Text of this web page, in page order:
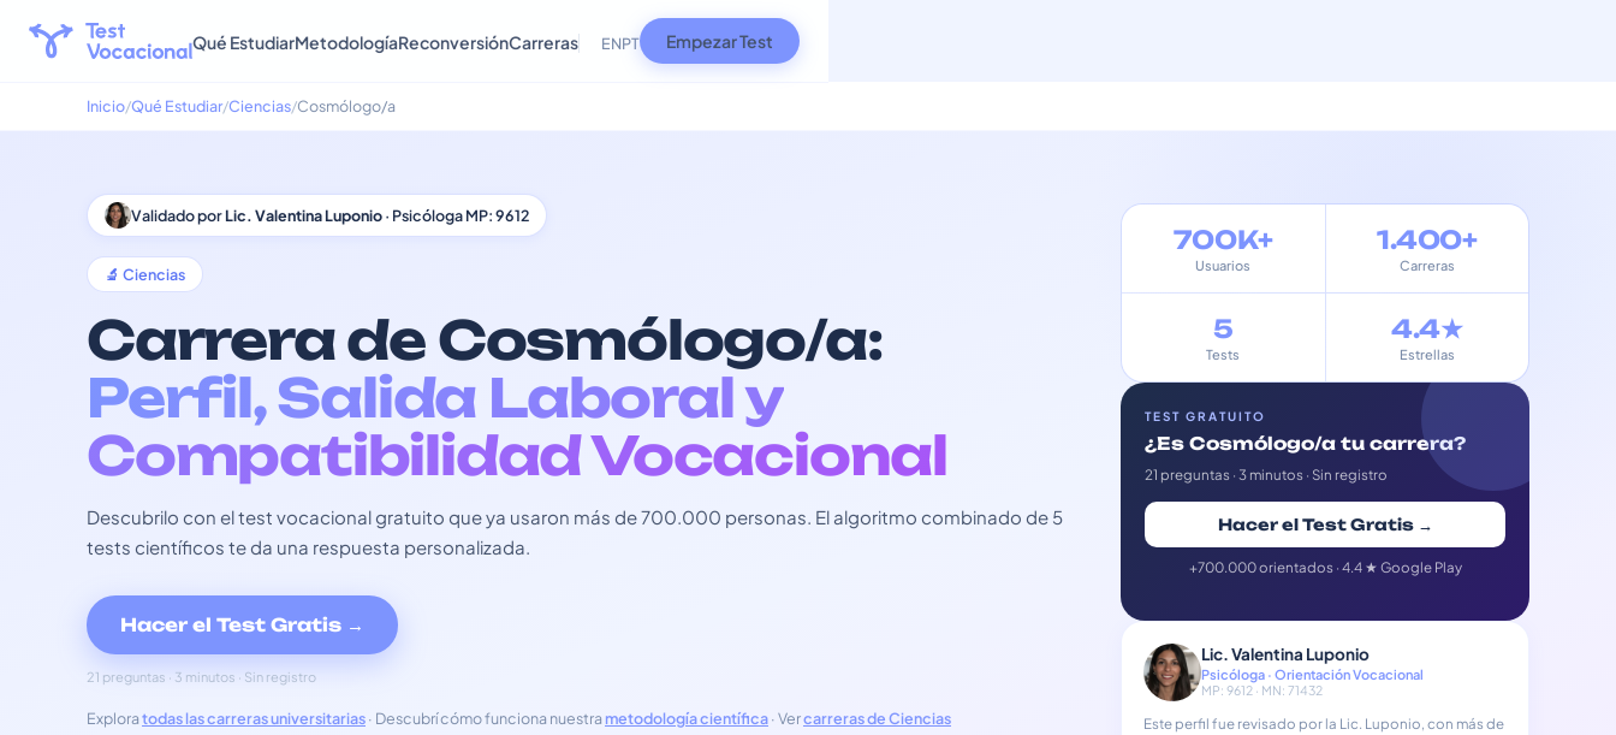
Qué EstudiarMetodologíaReconversiónCarreras ENPT Empezar Test
Inicio Qué Estudiar Ciencias Cosmólogo/a
Validado porLic. Valentina Luponio· Psicóloga MP: 9612
🔬 Ciencias
Carrera de Cosmólogo/a:
Perfil, Salida Laboral y
Compatibilidad Vocacional
Descubrilo con el test vocacional gratuito que ya usaron más de 700.000 personas. El algoritmo combinado de 5
tests científicos te da una respuesta personalizada.
Hacer el Test Gratis →
21 preguntas · 3 minutos · Sin registro
Exploratodas las carreras universitarias· Descubrí cómo funciona nuestra metodología científica· Vercarreras de Ciencias
700K+
Usuarios
1.400+
Carreras
5
Tests
4.4★
Estrellas
TEST GRATUITO
¿Es Cosmólogo/a tu carrera?
21 preguntas · 3 minutos · Sin registro
Hacer el Test Gratis →
+700.000 orientados · 4.4 ★ Google Play
Lic. Valentina Luponio
Psicóloga · Orientación Vocacional
MP: 9612 · MN: 71432
Este perfil fue revisado por la Lic. Luponio, con más de